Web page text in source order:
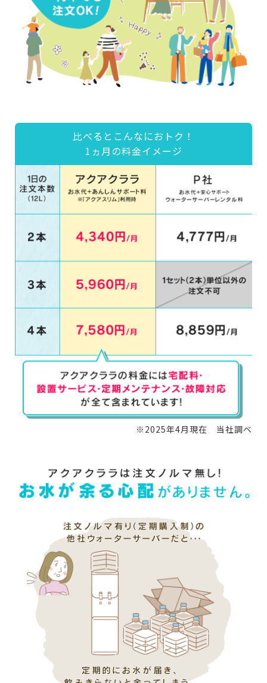
比べるとこんなにおトク！
1ヵ月の料金イメージ
※2025年4月現在 当社調べ